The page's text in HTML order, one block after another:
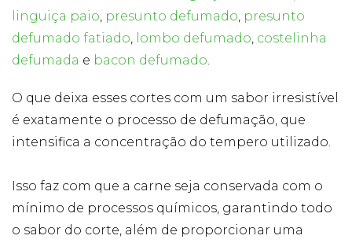
linguiça paio, presunto defumado, presunto
defumado fatiado, lombo defumado, costelinha
defumada e bacon defumado.
O que deixa esses cortes com um sabor irresistível
é exatamente o processo de defumação, que
intensifica a concentração do tempero utilizado.
Isso faz com que a carne seja conservada com o
mínimo de processos químicos, garantindo todo
o sabor do corte, além de proporcionar uma